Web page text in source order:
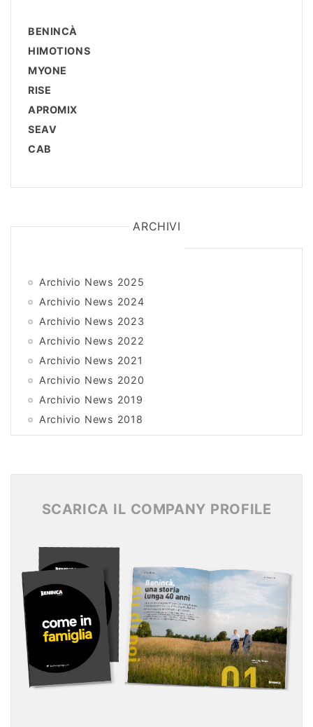
BENINCÀ
HIMOTIONS
MYONE
RISE
APROMIX
SEAV
CAB
ARCHIVI
Archivio News 2025
Archivio News 2024
Archivio News 2023
Archivio News 2022
Archivio News 2021
Archivio News 2020
Archivio News 2019
Archivio News 2018
Archivio News 2017
Archivio News 2015
SCARICA IL COMPANY PROFILE